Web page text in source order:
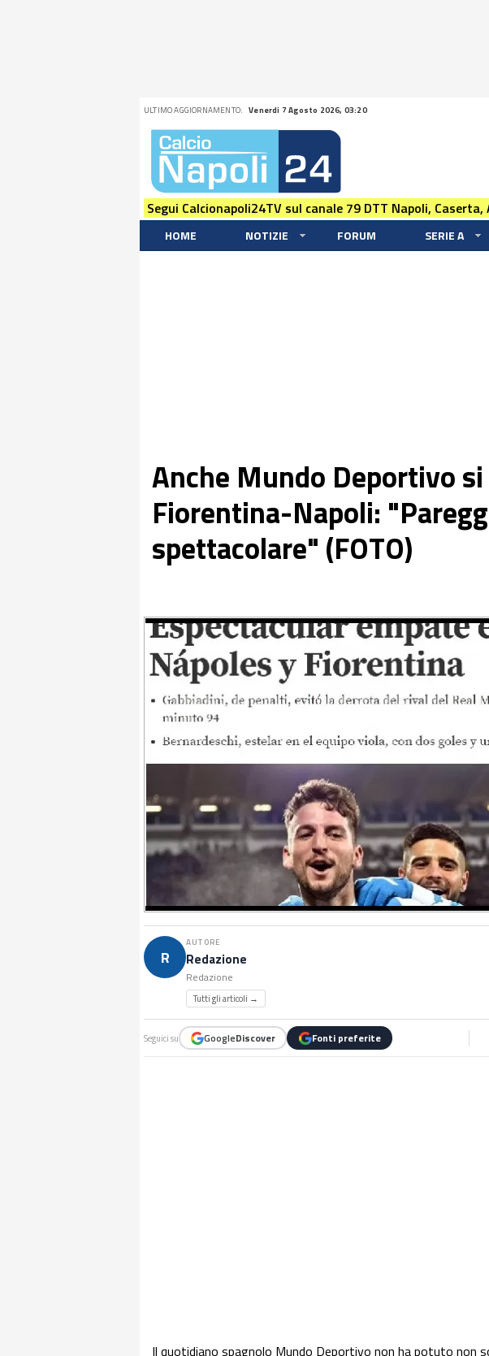
ULTIMO AGGIORNAMENTO: Venerdi 7 Agosto 2026, 03:20
Segui Calcionapoli24TV sul canale 79 DTT Napoli,
HOME NOTIZIE FORUM SERIE A
Anche Mundo Deportivo
Fiorentina-Napoli:
spettacolare" (FOTO)
R
AUTORE
Redazione
Redazione
Tutti gli articoli →
Seguici su GoogleDiscover Fonti preferite
Il quotidiano spagnolo Mundo Deportivo non ha potuto non